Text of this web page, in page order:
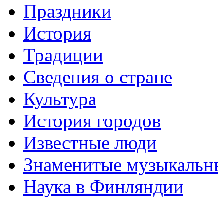
Праздники
История
Традиции
Cведения о стране
Культура
История городов
Известные люди
Знаменитые
Наука в Финляндии